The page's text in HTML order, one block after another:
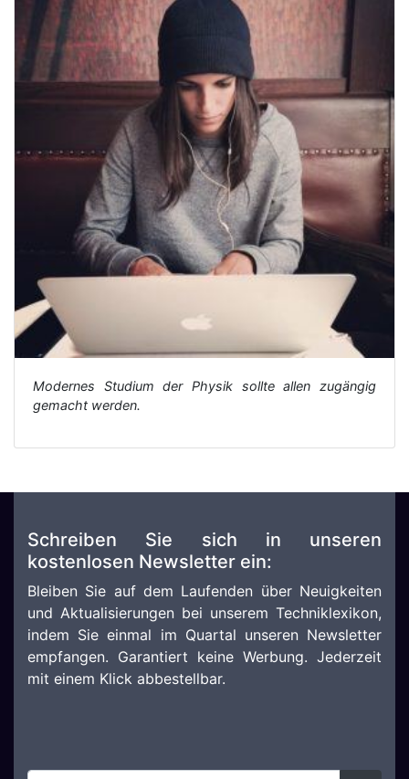
Modernes Studium der Physik sollte allen zugängig
gemacht werden.
Schreiben Sie sich in unseren
kostenlosen Newsletter ein:
Bleiben Sie auf dem Laufenden über Neuigkeiten
und Aktualisierungen bei unserem Techniklexikon,
indem Sie einmal im Quartal unseren Newsletter
empfangen. Garantiert keine Werbung. Jederzeit
mit einem Klick abbestellbar.